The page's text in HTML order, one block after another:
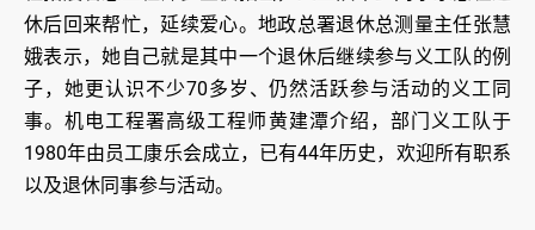
休后回来帮忙，延续爱心。地政总署退休总测量主任张慧
娥表示，她自己就是其中一个退休后继续参与义工队的例
子，她更认识不少70多岁、仍然活跃参与活动的义工同
事。机电工程署高级工程师黄建潭介绍，部门义工队于
1980年由员工康乐会成立，已有44年历史，欢迎所有职系
以及退休同事参与活动。